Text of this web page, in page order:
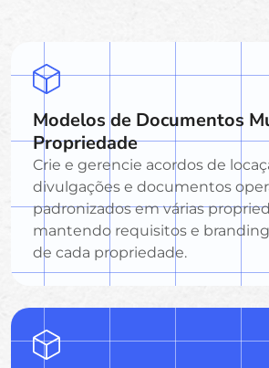
Modelos de Documentos
Propriedade
Crie e gerencie acordos de
divulgações e documentos
padronizados em várias
mantendo requisitos e
de cada propriedade.